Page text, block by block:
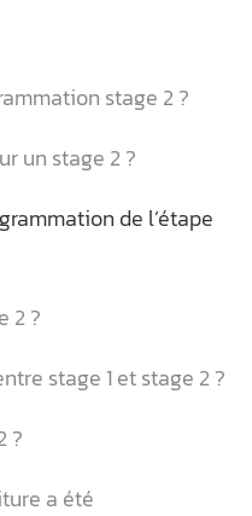
stage 2 ?
un stage 2 ?
de l’étape
2 ?
stage 1 et stage 2 ?
?
a été